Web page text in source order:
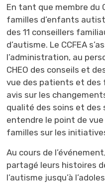
En tant que membre
familles d’enfants
des 11 conseillers
d’autisme. Le CCFEA
l’administration, au
CHEO des conseils et
vue des patients et des
avis sur les
qualité des soins et des
entendre le point de
familles sur les
Au cours de
partagé leurs histoires
l’autisme jusqu’à